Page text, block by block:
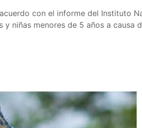
con el informe del Instituto
y niñas menores de 5 años a causa